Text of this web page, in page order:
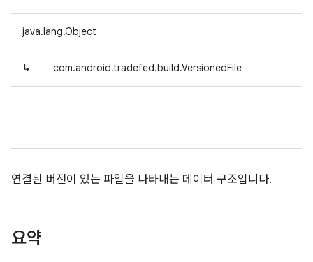
java.lang.Object
↳ com.android.tradefed.build.VersionedFile
연결된 버전이 있는 파일을 나타내는 데이터 구조입니다.
요약